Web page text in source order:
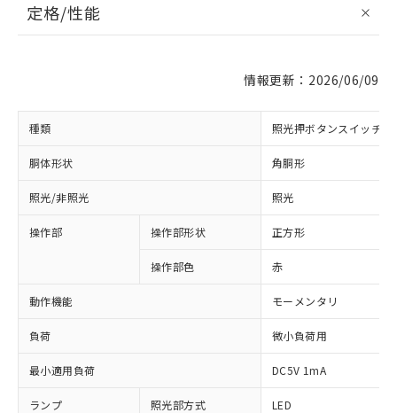
定格/性能
情報更新：2026/06/09
種類 照光押ボタンスイッチ
胴体形状 角胴形
照光/非照光 照光
操作部 操作部形状 正方形
操作部色 赤
動作機能 モーメンタリ
負荷 微小負荷用
最小適用負荷 DC5V 1mA
ランプ 照光部方式 LED